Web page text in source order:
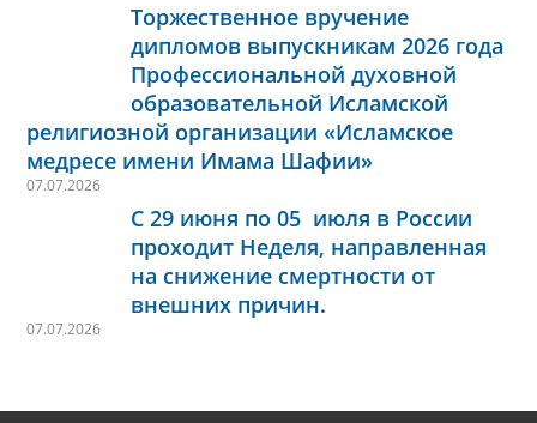
Торжественное вручение
дипломов выпускникам 2026 года
Профессиональной духовной
образовательной Исламской
религиозной организации «Исламское
медресе имени Имама Шафии»
07.07.2026
С 29 июня по 05 июля в России
проходит Неделя, направленная
на снижение смертности от
внешних причин.
07.07.2026